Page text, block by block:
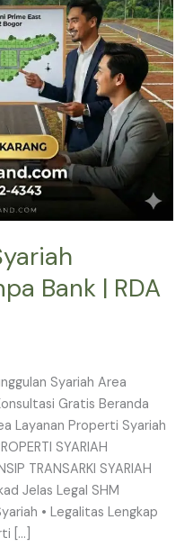
Bank | RDA
Syariah Area
Gratis Beranda
Layanan Properti Syariah
SYARIAH
TRANSARKI SYARIAH
Jelas Legal SHM
• Legalitas Lengkap
[…]